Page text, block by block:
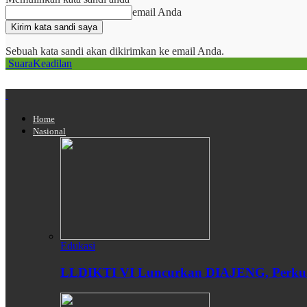
email Anda
Sebuah kata sandi akan dikirimkan ke email Anda.
SuaraKeadilan
Home
Nasional
Edukasi
LLDIKTI VI Luncurkan DIAJENG,